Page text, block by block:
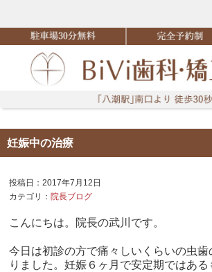
妊娠中の治療
投稿日：2017年7月12日
カテゴリ： 院長ブログ
こんにちは。院長の武川です。
今日は初診の方で痛々しいくらいの虫
りました。妊娠６ヶ月で安定期ではあ